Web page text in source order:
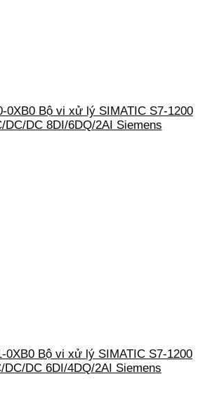
0XB0 Bộ vi xử lý SIMATIC S7-1200
DC/DC 8DI/6DQ/2AI Siemens
0XB0 Bộ vi xử lý SIMATIC S7-1200
DC/DC 6DI/4DQ/2AI Siemens